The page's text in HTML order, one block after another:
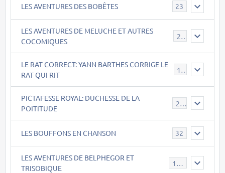
LES AVENTURES DES BOBÊTES 23
LES AVENTURES DE MELUCHE ET AUTRES
COCOMIQUES
22
LE RAT CORRECT: YANN BARTHES CORRIGE LE
RAT QUI RIT
15
PICTAFESSE ROYAL: DUCHESSE DE LA
POITITUDE
23
LES BOUFFONS EN CHANSON 32
LES AVENTURES DE BELPHEGOR ET
TRISOBIQUE
147